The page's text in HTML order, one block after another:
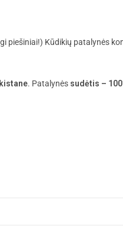
piešiniai!) Kūdikių patalynės
. Patalynės sudėtis –